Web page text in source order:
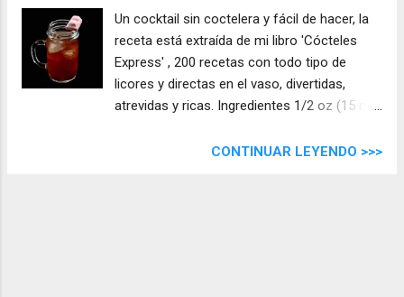
Un cocktail sin coctelera y fácil de hacer, la
receta está extraída de mi libro 'Cócteles
Express' , 200 recetas con todo tipo de
licores y directas en el vaso, divertidas,
atrevidas y ricas. Ingredientes 1/2 oz (15 ml)
oz (30 ml) Jugo de lima 1 oz (30 ml) Jugo de
CONTINUAR LEYENDO >>>